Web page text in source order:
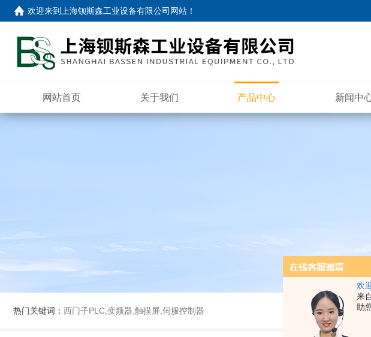
欢
来
助
欢迎来到 上海钡斯森工业设备有限公司网站 ！
网站首页 关于我们 产品中心 新闻中
热门关键词： 西门子PLC,变频器,触摸屏,伺服控制器